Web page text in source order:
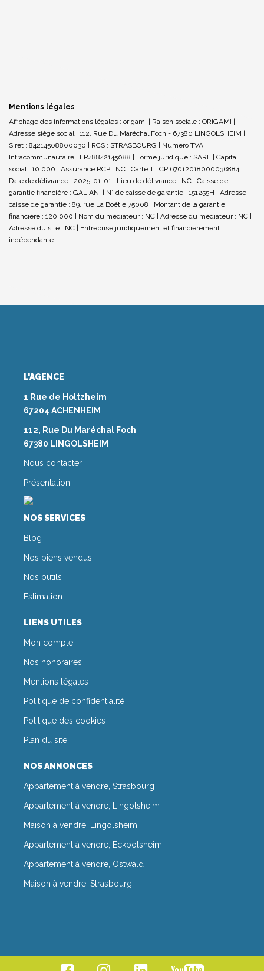
Mentions légales
Affichage des informations légales : origami | Raison sociale : ORIGAMI |
Adresse siège social : 112, Rue Du Maréchal Foch - 67380 LINGOLSHEIM |
Siret : 84214508800030 | RCS : STRASBOURG | Numero TVA
Intracommunautaire : FR48842145088 | Forme juridique : SARL | Capital
social : 10 000 | Assurance RCP : NC | Carte T : CPI67012018000036884 |
Date de délivrance : 2025-01-01 | Lieu de délivrance : NC | Caisse de
garantie financière : GALIAN. | N° de caisse de garantie : 151255H | Adresse
caisse de garantie : 89, rue La Boétie 75008 | Montant de la garantie
financière : 120 000 | Nom du médiateur : NC | Adresse du médiateur : NC |
Adresse du site : NC | Entreprise juridiquement et financièrement
indépendante
L'AGENCE
1 Rue de Holtzheim
67204 ACHENHEIM
112, Rue Du Maréchal Foch
67380 LINGOLSHEIM
Nous contacter
Présentation
NOS SERVICES
Blog
Nos biens vendus
Nos outils
Estimation
LIENS UTILES
Mon compte
Nos honoraires
Mentions légales
Politique de confidentialité
Politique des cookies
Plan du site
NOS ANNONCES
Appartement à vendre, Strasbourg
Appartement à vendre, Lingolsheim
Maison à vendre, Lingolsheim
Appartement à vendre, Eckbolsheim
Appartement à vendre, Ostwald
Maison à vendre, Strasbourg